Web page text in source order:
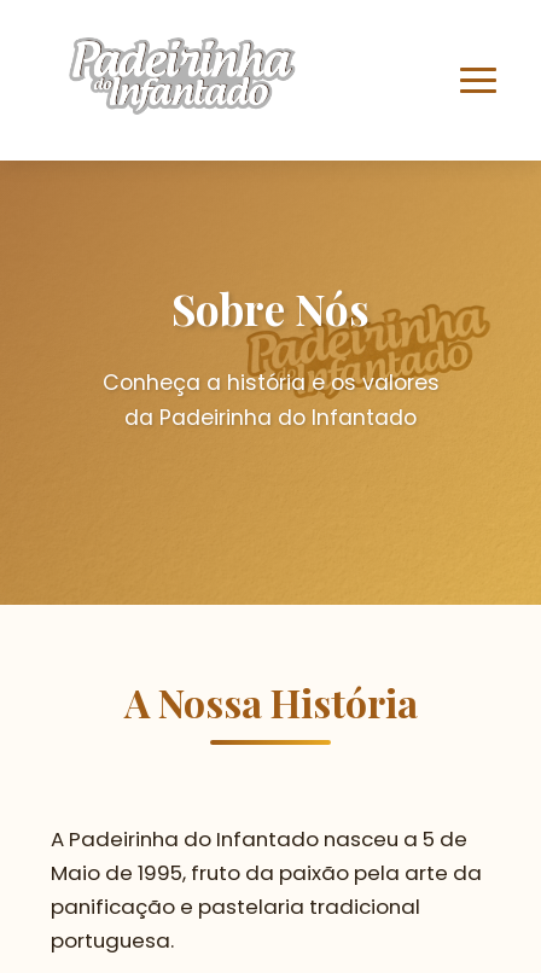
Sobre Nós
Conheça a história e os valores
da Padeirinha do Infantado
A Nossa História
A Padeirinha do Infantado nasceu a 5 de
Maio de 1995, fruto da paixão pela arte da
panificação e pastelaria tradicional
portuguesa.